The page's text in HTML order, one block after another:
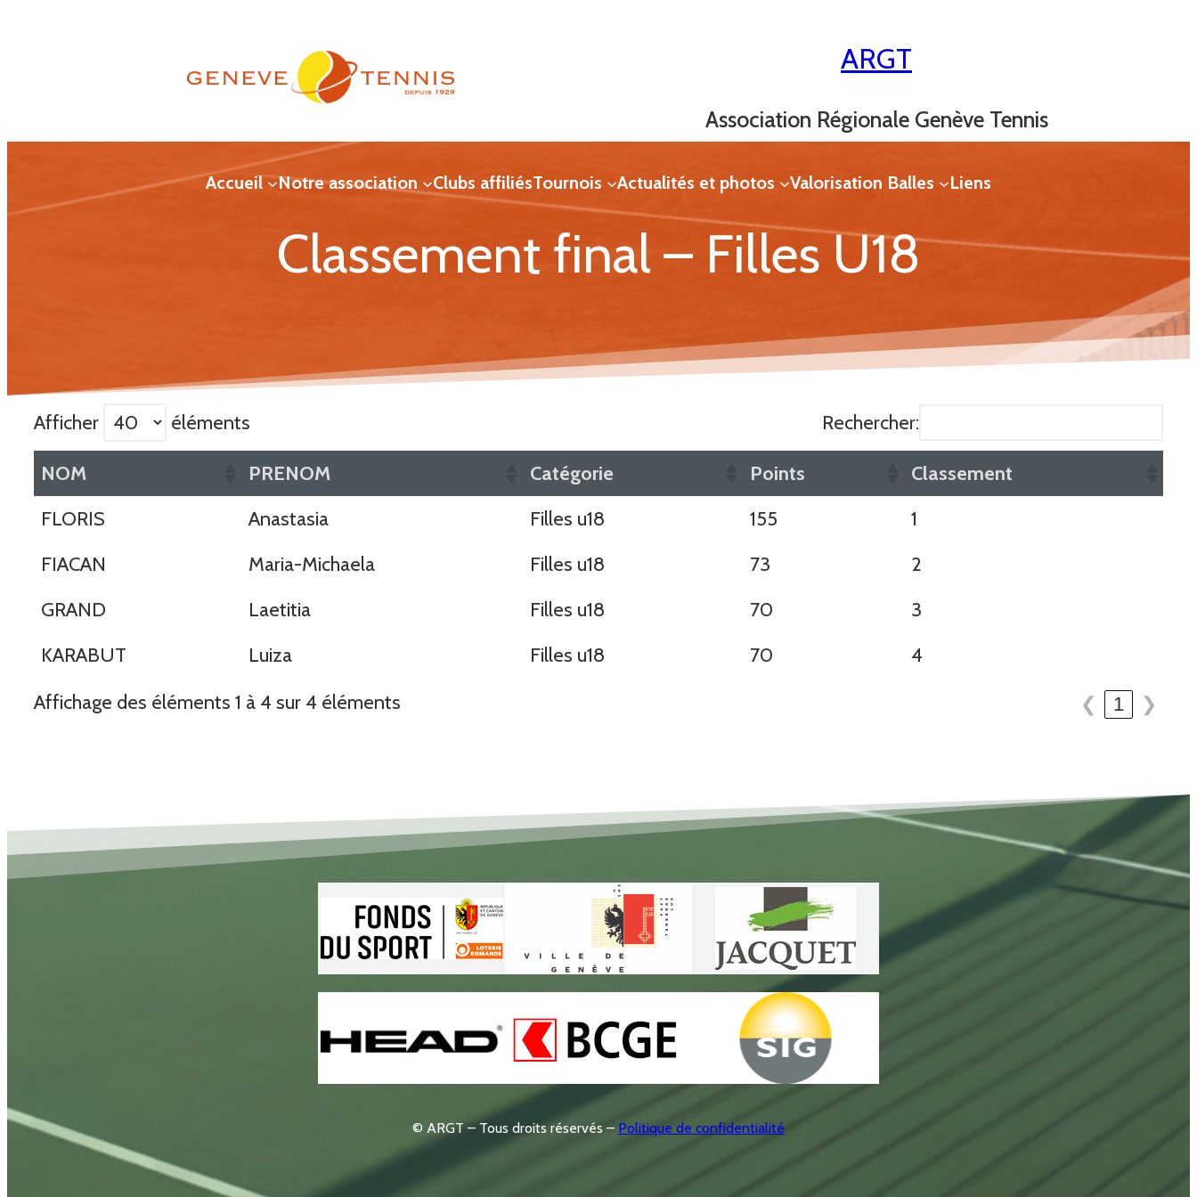
ARGT
Association Régionale Genève Tennis
Accueil Notre association Clubs affiliésTournois Actualités et photos Valorisation Balles Liens
Classement final – Filles U18
Afficher éléments Rechercher:
NOM PRENOM Catégorie Points
Classement
FLORIS
Anastasia Filles u18 155
1
FIACAN
Maria-Michaela Filles u18 73
2
GRAND
Laetitia Filles u18 70
3
KARABUT
Luiza Filles u18 70
4
Affichage des éléments 1 à 4 sur 4 éléments
❮ 1 ❯
© ARGT – Tous droits réservés – Politique de confidentialité